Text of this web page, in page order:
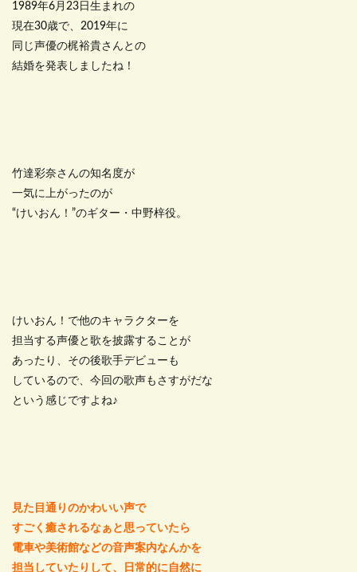
1989年6月23日生まれの
現在30歳で、2019年に
同じ声優の梶裕貴さんとの
結婚を発表しましたね！
竹達彩奈さんの知名度が
一気に上がったのが
“けいおん！”のギター・中野梓役。
けいおん！で他のキャラクターを
担当する声優と歌を披露することが
あったり、その後歌手デビューも
しているので、今回の歌声もさすがだな
という感じですよね♪
見た目通りのかわいい声で
すごく癒されるなぁと思っていたら
電車や美術館などの音声案内なんかを
担当していたりして、日常的に自然に